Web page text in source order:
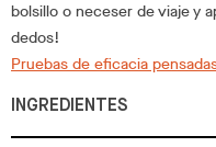
bolsillo o neceser de viaje y
dedos!
Pruebas de eficacia
INGREDIENTES